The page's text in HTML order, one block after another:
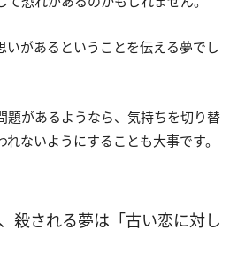
いがあるということを伝える夢でし
題があるようなら、気持ちを切り替
ないようにすることも大事です。
殺される夢は「古い恋に対し